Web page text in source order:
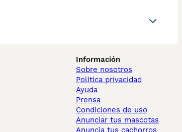
Información
Sobre nosotros
Politica privacidad
Ayuda
Prensa
Condiciones de uso
Anunciar tus mascotas
Anuncia tus cachorros